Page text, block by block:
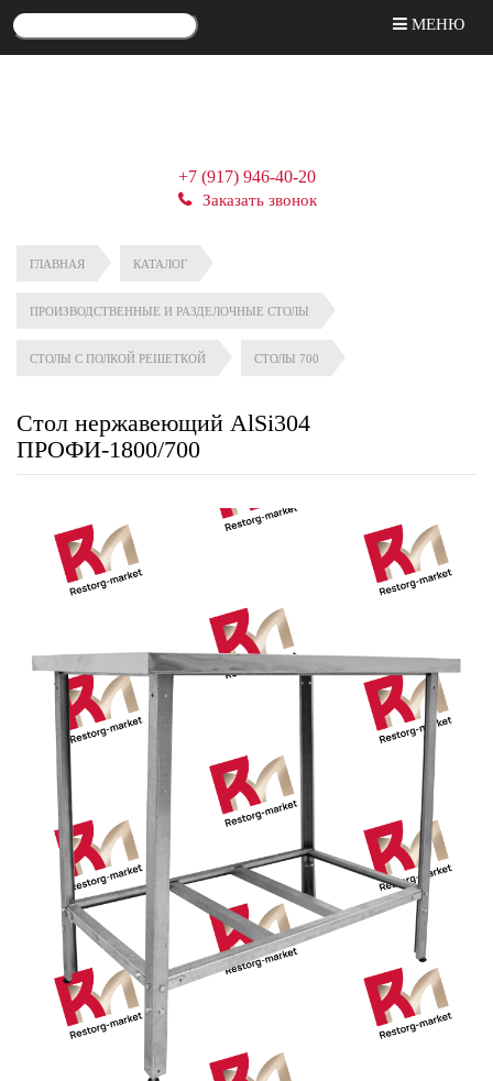
МЕНЮ
+7 (917) 946-40-20
Заказать звонок
ГЛАВНАЯ КАТАЛОГ
ПРОИЗВОДСТВЕННЫЕ И РАЗДЕЛОЧНЫЕ СТОЛЫ
СТОЛЫ С ПОЛКОЙ РЕШЕТКОЙ СТОЛЫ 700
Стол нержавеющий AlSi304
ПРОФИ-1800/700